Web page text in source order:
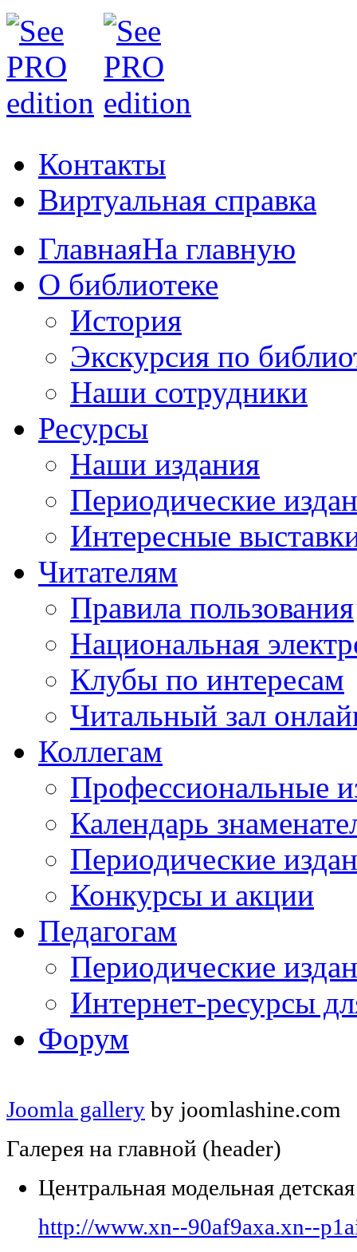
Контакты
Виртуальная справка
ГлавнаяНа главную
О библиотеке
История
Экскурсия по
Наши сотрудники
Ресурсы
Наши издания
Периодические
Интересные
Читателям
Правила пользования
Национальная
Клубы по интересам
Читальный зал
Коллегам
Профессиональные
Календарь
Периодические
Конкурсы и акции
Педагогам
Периодические
Интернет-ресурсы
Форум
Joomla gallery by joomlashine.com
Галерея на главной (header)
Центральная модельная
http://www.xn--90af9axa.xn--